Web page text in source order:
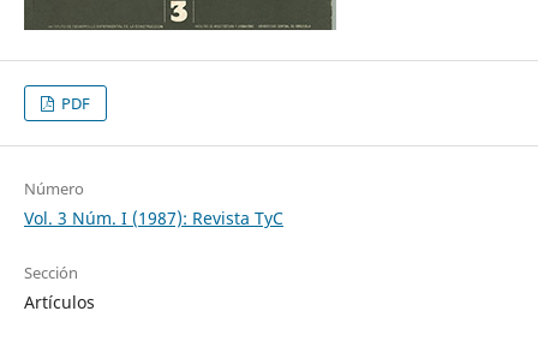
PDF
Número
Vol. 3 Núm. I (1987): Revista TyC
Sección
Artículos